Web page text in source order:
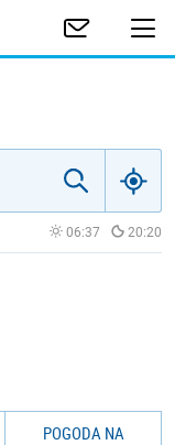
06:37 20:20
POGODA NA